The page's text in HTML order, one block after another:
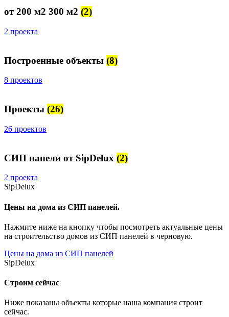
от 200 м2 300 м2 (2)
2 проекта
Построенные объекты (8)
8 проектов
Проекты (26)
26 проектов
СИП панели от SipDelux (2)
2 проекта
SipDelux
Цены на дома из СИП панелей.
Нажмите ниже на кнопку чтобы посмотреть актуальные цены
на строительство домов из СИП панелей в черновую.
Цены на дома из СИП панелей
SipDelux
Строим сейчас
Ниже показаны объекты которые наша компания строит
сейчас.